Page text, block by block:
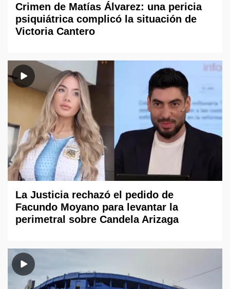
Crimen de Matías Álvarez: una pericia
psiquiátrica complicó la situación de
Victoria Cantero
La Justicia rechazó el pedido de
Facundo Moyano para levantar la
perimetral sobre Candela Arizaga